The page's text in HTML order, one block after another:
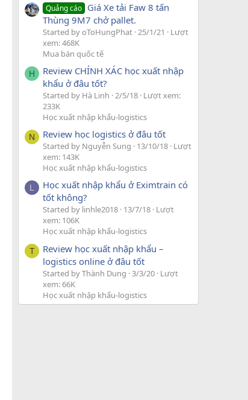
Quảng cáo Giá Xe tải Faw 8 tấn
Thùng 9M7 chở pallet.
Started by oToHungPhat 25/1/21
Lượt
xem: 468K
Mua bán quốc tế
H
Review CHÍNH XÁC học xuất nhập
khẩu ở đâu tốt?
Started by Hà Linh 2/5/18 Lượt xem:
233K
Học xuất nhập khẩu-logistics
N Review học logistics ở đâu tốt
Started by Nguyễn Sung 13/10/18 Lượt
xem: 143K
Học xuất nhập khẩu-logistics
L
Học xuất nhập khẩu ở Eximtrain có
tốt không?
Started by linhle2018 13/7/18 Lượt
xem: 106K
Học xuất nhập khẩu-logistics
T
Review học xuất nhập khẩu –
logistics online ở đâu tốt
Started by Thành Dung 3/3/20 Lượt
xem: 66K
Học xuất nhập khẩu-logistics